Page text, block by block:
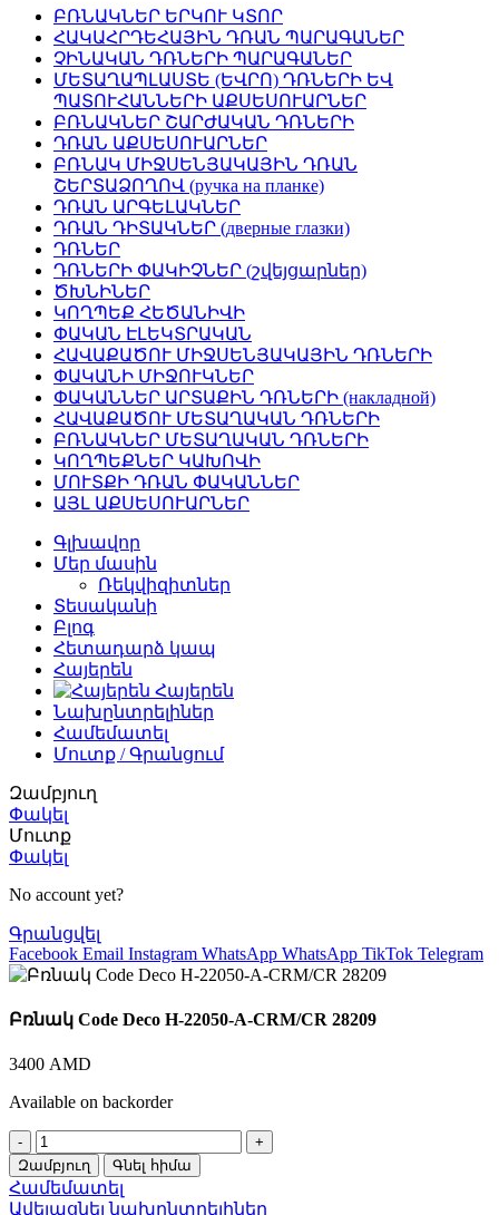
ԲՌՆԱԿՆԵՐ ԵՐԿՈՒ ԿՏՈՐ
ՀԱԿԱՀՐԴԵՀԱՅԻՆ ԴՌԱՆ ՊԱՐԱԳԱՆԵՐ
ՉԻՆԱԿԱՆ ԴՌՆԵՐԻ ՊԱՐԱԳԱՆԵՐ
ՄԵՏԱՂԱՊԼԱՍՏԵ (ԵՎՐՈ) ԴՌՆԵՐԻ ԵՎ
ՊԱՏՈՒՀԱՆՆԵՐԻ ԱՔՍԵՍՈՒԱՐՆԵՐ
ԲՌՆԱԿՆԵՐ ՇԱՐԺԱԿԱՆ ԴՌՆԵՐԻ
ԴՌԱՆ ԱՔՍԵՍՈՒԱՐՆԵՐ
ԲՌՆԱԿ ՄԻՋՍԵՆՅԱԿԱՅԻՆ ԴՌԱՆ
ՇԵՐՏԱՁՈՂՈՎ (ручка на планке)
ԴՌԱՆ ԱՐԳԵԼԱԿՆԵՐ
ԴՌԱՆ ԴԻՏԱԿՆԵՐ (дверные глазки)
ԴՌՆԵՐ
ԴՌՆԵՐԻ ՓԱԿԻՉՆԵՐ (շվեյցարներ)
ԾԽՆԻՆԵՐ
ԿՈՂՊԵՔ ՀԵԾԱՆԻՎԻ
ՓԱԿԱՆ ԷԼԵԿՏՐԱԿԱՆ
ՀԱՎԱՔԱԾՈՒ ՄԻՋՍԵՆՅԱԿԱՅԻՆ ԴՌՆԵՐԻ
ՓԱԿԱՆԻ ՄԻՋՈՒԿՆԵՐ
ՓԱԿԱՆՆԵՐ ԱՐՏԱՔԻՆ ԴՌՆԵՐԻ (накладной)
ՀԱՎԱՔԱԾՈՒ ՄԵՏԱՂԱԿԱՆ ԴՌՆԵՐԻ
ԲՌՆԱԿՆԵՐ ՄԵՏԱՂԱԿԱՆ ԴՌՆԵՐԻ
ԿՈՂՊԵՔՆԵՐ ԿԱԽՈՎԻ
ՄՈՒՏՔԻ ԴՌԱՆ ՓԱԿԱՆՆԵՐ
ԱՅԼ ԱՔՍԵՍՈՒԱՐՆԵՐ
Գլխավոր
Մեր մասին
Ռեկվիզիտներ
Տեսականի
Բլոգ
Հետադարձ կապ
Հայերեն
Հայերեն
Նախընտրելիներ
Համեմատել
Մուտք / Գրանցում
Զամբյուղ
Փակել
Մուտք
Փակել
No account yet?
Գրանցվել
Facebook Email Instagram WhatsApp WhatsApp TikTok Telegram
Բռնակ Code Deco H-22050-A-CRM/CR 28209
3400 AMD
Available on backorder
Բռնակ
Code
Deco
H-
Զամբյուղ Գնել հիմա
Համեմատել
Ավելացնել նախընտրելիներ